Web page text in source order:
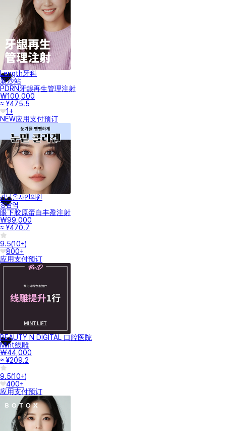
Length牙科
新沙站
PDRN牙龈再生管理注射
₩100,000
≈ ¥475.5
1+
NEW应用支付预订
강남올샤인의원
강남역
眼下胶原蛋白丰盈注射
₩99,000
≈ ¥470.7
9.5(10+)
800+
应用支付预订
BEAUTY N DIGITAL 口腔医院
Mint线雕
₩44,000
≈ ¥209.2
9.5(10+)
400+
应用支付预订